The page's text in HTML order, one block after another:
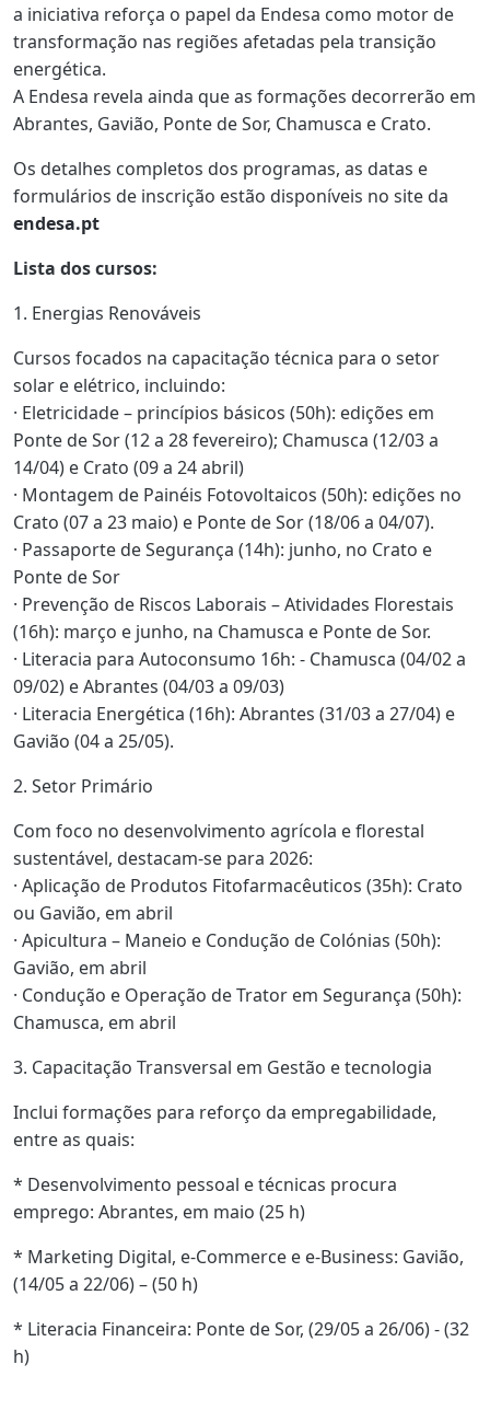
a iniciativa reforça o papel da Endesa como motor de
transformação nas regiões afetadas pela transição
energética.
A Endesa revela ainda que as formações decorrerão em
Abrantes, Gavião, Ponte de Sor, Chamusca e Crato.
Os detalhes completos dos programas, as datas e
formulários de inscrição estão disponíveis no site da
endesa.pt
Lista dos cursos:
1. Energias Renováveis
Cursos focados na capacitação técnica para o setor
solar e elétrico, incluindo:
· Eletricidade – princípios básicos (50h): edições em
Ponte de Sor (12 a 28 fevereiro); Chamusca (12/03 a
14/04) e Crato (09 a 24 abril)
· Montagem de Painéis Fotovoltaicos (50h): edições no
Crato (07 a 23 maio) e Ponte de Sor (18/06 a 04/07).
· Passaporte de Segurança (14h): junho, no Crato e
Ponte de Sor
· Prevenção de Riscos Laborais – Atividades Florestais
(16h): março e junho, na Chamusca e Ponte de Sor.
· Literacia para Autoconsumo 16h: - Chamusca (04/02 a
09/02) e Abrantes (04/03 a 09/03)
· Literacia Energética (16h): Abrantes (31/03 a 27/04) e
Gavião (04 a 25/05).
2. Setor Primário
Com foco no desenvolvimento agrícola e florestal
sustentável, destacam-se para 2026:
· Aplicação de Produtos Fitofarmacêuticos (35h): Crato
ou Gavião, em abril
· Apicultura – Maneio e Condução de Colónias (50h):
Gavião, em abril
· Condução e Operação de Trator em Segurança (50h):
Chamusca, em abril
3. Capacitação Transversal em Gestão e tecnologia
Inclui formações para reforço da empregabilidade,
entre as quais:
* Desenvolvimento pessoal e técnicas procura
emprego: Abrantes, em maio (25 h)
* Marketing Digital, e-Commerce e e-Business: Gavião,
(14/05 a 22/06) – (50 h)
* Literacia Financeira: Ponte de Sor, (29/05 a 26/06) - (32
h)